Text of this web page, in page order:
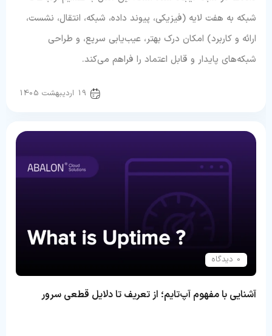
شبکه به هفت لایه (فیزیکی، پیوند داده، شبکه، انتقال، نشست،
ارائه و کاربرد) امکان درک بهتر، عیب‌یابی سریع، و طراحی
شبکه‌های پایدار و قابل اعتماد را فراهم می‌کند.
19 اردیبهشت 1405
0 دیدگاه
آشنایی با مفهوم آپ‌تایم؛ از تعریف تا دلایل قطعی سرور